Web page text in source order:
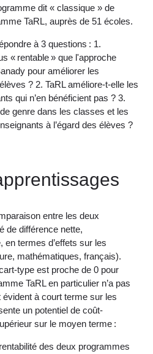
dit « classique » de
TaRL, auprès de 51 écoles.
à 3 questions : 1.
« rentable » que l'approche
pour améliorer les
? 2. TaRL améliore-t-elle les
qui n’en bénéficient pas ? 3.
genre dans les classes et les
à l’égard des élèves ?
entre les deux
de différence nette,
termes d’effets sur les
mathématiques, français).
type est proche de 0 pour
TaRL en particulier n’a pas
à court terme sur les
un potentiel de coût-
sur le moyen terme :
des deux programmes